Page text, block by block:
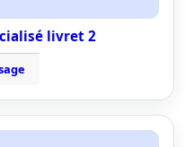
livret 2